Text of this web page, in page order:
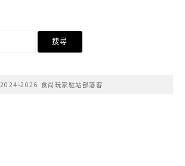
2024-2026 食尚玩家駐站部落客